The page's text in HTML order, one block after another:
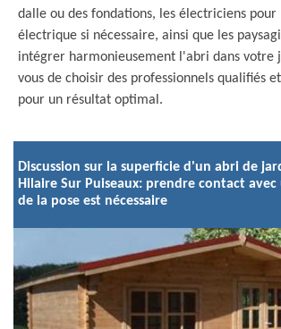
dalle ou des fondations, les électriciens
électrique si nécessaire, ainsi que les
intégrer harmonieusement l'abri dans votre
vous de choisir des professionnels qualifiés
pour un résultat optimal.
Discussion sur la superficie d'un abri de
Hilaire Sur Puiseaux: prendre contact avec
de la pose est nécessaire